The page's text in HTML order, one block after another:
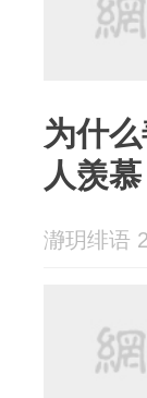
为什
人羡慕
瀞玥绯语